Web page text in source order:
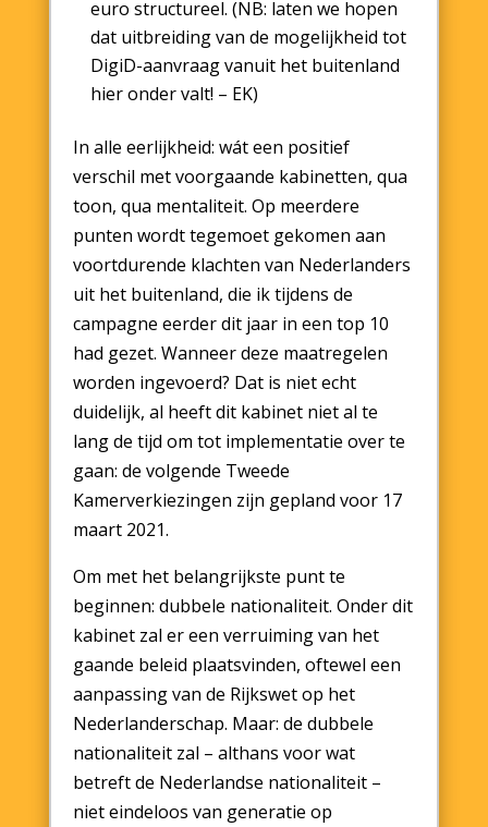
euro structureel. (NB: laten we hopen
dat uitbreiding van de mogelijkheid tot
DigiD-aanvraag vanuit het buitenland
hier onder valt! – EK)
In alle eerlijkheid: wát een positief
verschil met voorgaande kabinetten, qua
toon, qua mentaliteit. Op meerdere
punten wordt tegemoet gekomen aan
voortdurende klachten van Nederlanders
uit het buitenland, die ik tijdens de
campagne eerder dit jaar in een top 10
had gezet. Wanneer deze maatregelen
worden ingevoerd? Dat is niet echt
duidelijk, al heeft dit kabinet niet al te
lang de tijd om tot implementatie over te
gaan: de volgende Tweede
Kamerverkiezingen zijn gepland voor 17
maart 2021.
Om met het belangrijkste punt te
beginnen: dubbele nationaliteit. Onder dit
kabinet zal er een verruiming van het
gaande beleid plaatsvinden, oftewel een
aanpassing van de Rijkswet op het
Nederlanderschap. Maar: de dubbele
nationaliteit zal – althans voor wat
betreft de Nederlandse nationaliteit –
niet eindeloos van generatie op